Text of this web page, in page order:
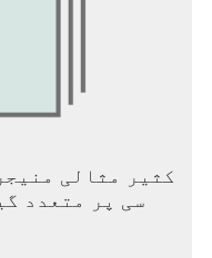
کثیر مثالی
سی پر متعدد